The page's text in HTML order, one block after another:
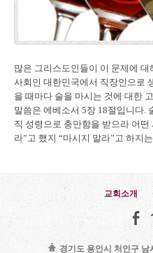
많은 그리스도인들이 이 문제에
사회인 대한민국에서 직장인으로
을 때마다 술을 마시는 것에 대한
말씀은 에베소서 5장 18절입니다.
직 성령으로 충만함을 받으라 어
라”고 했지 “마시지 말라”고 하지
교회소개
경기도 용인시 처인구 남